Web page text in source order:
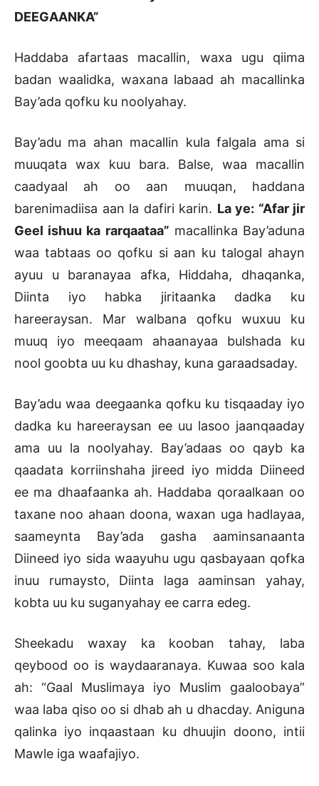
DEEGAANKA”
Haddaba afartaas macallin, waxa ugu qiima
badan waalidka, waxana labaad ah macallinka
Bay’ada qofku ku noolyahay.
Bay’adu ma ahan macallin kula falgala ama si
muuqata wax kuu bara. Balse, waa macallin
caadyaal ah oo aan muuqan, haddana
barenimadiisa aan la dafiri karin. La ye: “Afar jir
Geel ishuu ka rarqaataa” macallinka Bay’aduna
waa tabtaas oo qofku si aan ku talogal ahayn
ayuu u baranayaa afka, Hiddaha, dhaqanka,
Diinta iyo habka jiritaanka dadka ku
hareeraysan. Mar walbana qofku wuxuu ku
muuq iyo meeqaam ahaanayaa bulshada ku
nool goobta uu ku dhashay, kuna garaadsaday.
Bay’adu waa deegaanka qofku ku tisqaaday iyo
dadka ku hareeraysan ee uu lasoo jaanqaaday
ama uu la noolyahay. Bay’adaas oo qayb ka
qaadata korriinshaha jireed iyo midda Diineed
ee ma dhaafaanka ah. Haddaba qoraalkaan oo
taxane noo ahaan doona, waxan uga hadlayaa,
saameynta Bay’ada gasha aaminsanaanta
Diineed iyo sida waayuhu ugu qasbayaan qofka
inuu rumaysto, Diinta laga aaminsan yahay,
kobta uu ku suganyahay ee carra edeg.
Sheekadu waxay ka kooban tahay, laba
qeybood oo is waydaaranaya. Kuwaa soo kala
ah: “Gaal Muslimaya iyo Muslim gaaloobaya”
waa laba qiso oo si dhab ah u dhacday. Aniguna
qalinka iyo inqaastaan ku dhuujin doono, intii
Mawle iga waafajiyo.